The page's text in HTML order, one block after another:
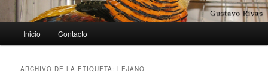
principal
Inicio Contacto
ARCHIVO DE LA ETIQUETA:LEJANO